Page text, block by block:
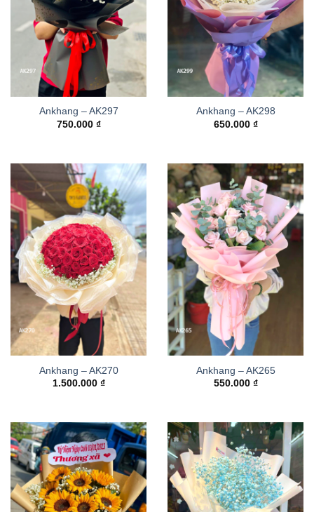
Ankhang – AK297
750.000 ₫
Ankhang – AK298
650.000 ₫
Ankhang – AK270
1.500.000 ₫
Ankhang – AK265
550.000 ₫